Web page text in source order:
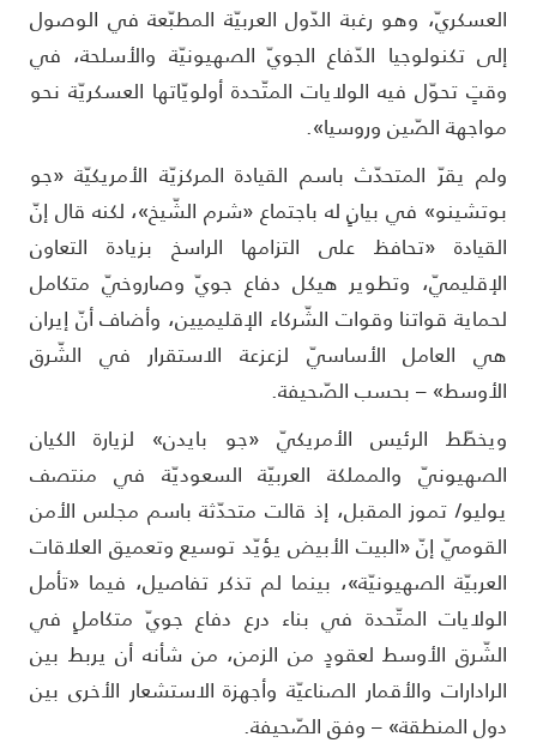
وهو رغبة الدّول العربيّة المطبّعة في الوصول
تكنولوجيا الدّفاع الجويّ الصهيونيّة والأسلحة، في
تحوّل فيه الولايات المتّحدة أولويّاتها العسكريّة نحو
الصّين وروسيا».
يقرّ المتحدّث باسم القيادة المركزيّة الأمريكيّة «جو
في بيانٍ له باجتماع «شرم الشّيخ»، لكنه قال إنّ
«تحافظ على التزامها الراسخ بزيادة التعاون
وتطوير هيكل دفاع جويّ وصاروخيّ متكامل
قواتنا وقوات الشّركاء الإقليميين، وأضاف أنّ إيران
العامل الأساسيّ لزعزعة الاستقرار في الشّرق
– بحسب الصّحيفة.
الرئيس الأمريكيّ «جو بايدن» لزيارة الكيان
والمملكة العربيّة السعوديّة في منتصف
تموز المقبل، إذ قالت متحدّثة باسم مجلس الأمن
إنّ «البيت الأبيض يؤيّد توسيع وتعميق العلاقات
الصهيونيّة»، بينما لم تذكر تفاصيل، فيما «تأمل
المتّحدة في بناء درع دفاع جويّ متكاملٍ في
الأوسط لعقودٍ من الزمن، من شأنه أن يربط بين
والأقمار الصناعيّة وأجهزة الاستشعار الأخرى بين
المنطقة» – وفق الصّحيفة.